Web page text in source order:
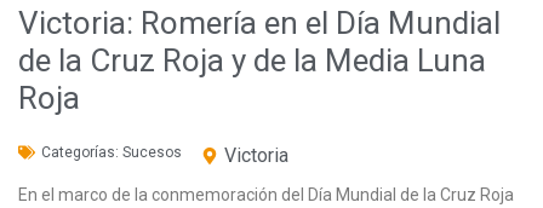
Victoria: Romería en el Día Mundial
de la Cruz Roja y de la Media Luna
Roja
Categorías: Sucesos Victoria
En el marco de la conmemoración del Día Mundial de la Cruz Roja